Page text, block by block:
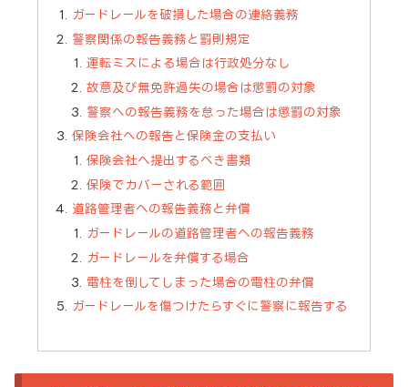
ガードレールを破損した場合の連絡義務
警察関係の報告義務と罰則規定
運転ミスによる場合は行政処分なし
故意及び無免許過失の場合は懲罰の対象
警察への報告義務を怠った場合は懲罰の対象
保険会社への報告と保険金の支払い
保険会社へ提出するべき書類
保険でカバーされる範囲
道路管理者への報告義務と弁償
ガードレールの道路管理者への報告義務
ガードレールを弁償する場合
電柱を倒してしまった場合の電柱の弁償
ガードレールを傷つけたらすぐに警察に報告する